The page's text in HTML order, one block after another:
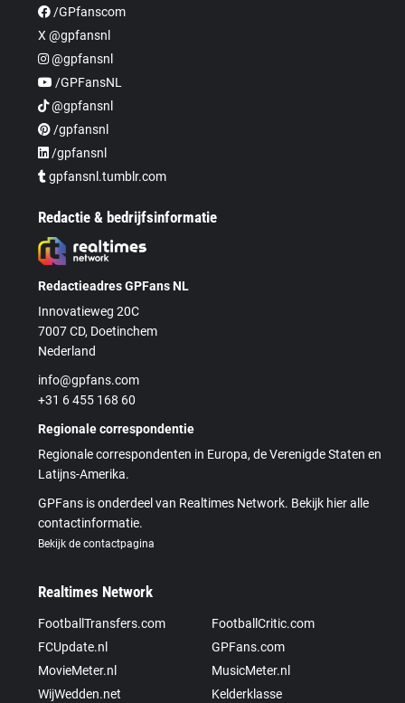
/GPfanscom
X @gpfansnl
@gpfansnl
/GPFansNL
@gpfansnl
/gpfansnl
/gpfansnl
gpfansnl.tumblr.com
Redactie & bedrijfsinformatie
Redactieadres GPFans NL
Innovatieweg 20C
7007 CD, Doetinchem
Nederland
info@gpfans.com
+31 6 455 168 60
Regionale correspondentie
Regionale correspondenten in Europa, de Verenigde Staten en
Latijns-Amerika.
GPFans is onderdeel van Realtimes Network. Bekijk hier alle
contactinformatie.
Bekijk de contactpagina
Realtimes Network
FootballTransfers.com
FootballCritic.com
FCUpdate.nl
GPFans.com
MovieMeter.nl
MusicMeter.nl
WijWedden.net
Kelderklasse